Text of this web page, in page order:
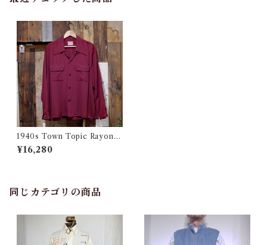
1940s Town Topic Rayon G
abardine Shirt
¥16,280
同じカテゴリの商品